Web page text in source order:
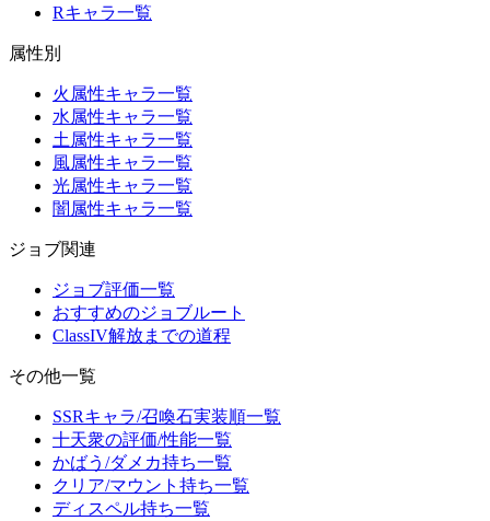
Rキャラ一覧
属性別
火属性キャラ一覧
水属性キャラ一覧
土属性キャラ一覧
風属性キャラ一覧
光属性キャラ一覧
闇属性キャラ一覧
ジョブ関連
ジョブ評価一覧
おすすめのジョブルート
ClassIV解放までの道程
その他一覧
SSRキャラ/召喚石実装順一覧
十天衆の評価/性能一覧
かばう/ダメカ持ち一覧
クリア/マウント持ち一覧
ディスペル持ち一覧